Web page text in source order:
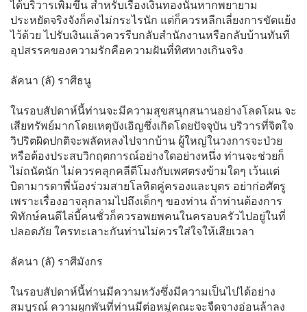
ได้บริวารเพิ่มขึ้น สำหรับเรื่องเงินทองนั้นหากพยายาม
ประหยัดจริงจังก็คงไม่กระไรนัก แต่ก็ควรหลีกเลี่ยงการขัดแย้ง
ไว้ด้วย ไปรับเงินแล้วควรรีบกลับสำนักงานหรือกลับบ้านทันที
อุปสรรคของความรักคือความฝันที่ทิศทางเกินจริง
ลัคนา (ลั) ราศีธนู
ในรอบสัปดาห์นี้ท่านจะมีความสุขสนุกสนานอย่างโลดโผน จะ
เสียทรัพย์มากโดยเหตุบังเอิญซึ่งเกิดโดยปัจจุบัน บริวารที่จิตใจ
วิปริตผิดปกติจะพลัดหลงไปจากบ้าน ผู้ใหญ่ในวงการจะป่วย
หรือต้องประสบวิกฤตการณ์อย่างใดอย่างหนึ่ง ท่านจะช่วยก็
ไม่ถนัดนัก ไม่ควรคลุกคลีตีโมงกับเพศตรงข้ามใดๆ เว้นแต่
บิดามารดาพี่น้องร่วมสายโลหิตคู่ครองและบุตร อย่าก่อศัตรู
เพราะเรื่องอาจลุกลามไปถึงเด็กๆ ของท่าน ถ้าท่านต้องการ
พิทักษ์คนดีไล่บี้คนชั่วก็ควรอพยพคนในครอบครัวไปอยู่ในที่
ปลอดภัย ใครทะเลาะกันท่านไม่ควรใส่ใจให้เสียเวลา
ลัคนา (ลั) ราศีมังกร
ในรอบสัปดาห์นี้ท่านมีความหวังซึ่งมีความเป็นไปได้อย่าง
สมบูรณ์ ความผูกพันที่ท่านมีต่อหมู่คณะจะจืดจางอ่อนล้าลง